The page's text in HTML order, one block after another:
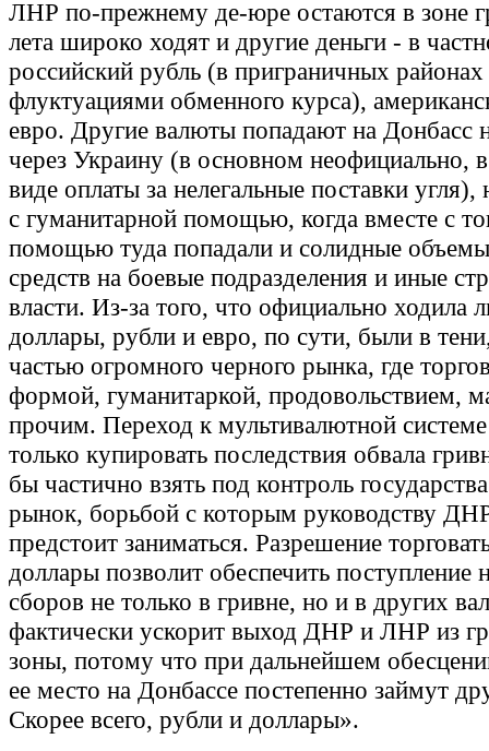
ЛНР по-прежнему де-юре остаются в зоне
лета широко ходят и другие деньги - в
российский рубль (в приграничных
флуктуациями обменного курса),
евро. Другие валюты попадают на Донбасс
через Украину (в основном неофициально,
виде оплаты за нелегальные поставки
с гуманитарной помощью, когда вместе с
помощью туда попадали и солидные
средств на боевые подразделения и иные
власти. Из-за того, что официально ходила
доллары, рубли и евро, по сути, были в
частью огромного черного рынка, где
формой, гуманитаркой, продовольствием,
прочим. Переход к мультивалютной
только купировать последствия обвала
бы частично взять под контроль
рынок, борьбой с которым руководству
предстоит заниматься. Разрешение
доллары позволит обеспечить поступление
сборов не только в гривне, но и в других
фактически ускорит выход ДНР и ЛНР из
зоны, потому что при дальнейшем
ее место на Донбассе постепенно займут
Скорее всего, рубли и доллары».